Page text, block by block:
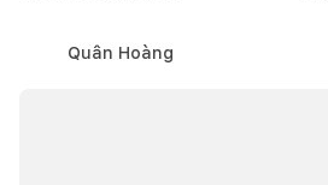
Quân Hoàng